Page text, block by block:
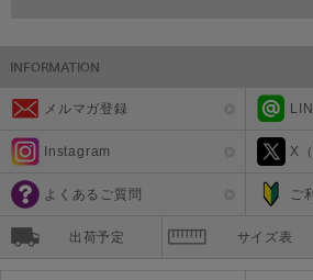
メルマガ登録
Instagram X
よくあるご質問 ご
出荷予定 サイズ表